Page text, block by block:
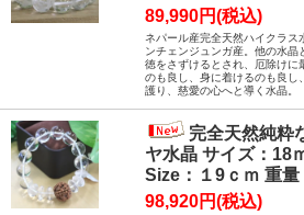
89,990円(税込)
ネパール産完全天然ハイクラス
ンチェンジュンガ産。他の水晶
徳をさずけるとされ、厄除けに
のも良し、身に着けるのも良し
護り、慈愛の心へと導く水晶。
完全天然純
ヤ水晶 サイズ：18
Size：１9ｃｍ 重量
98,920円(税込)